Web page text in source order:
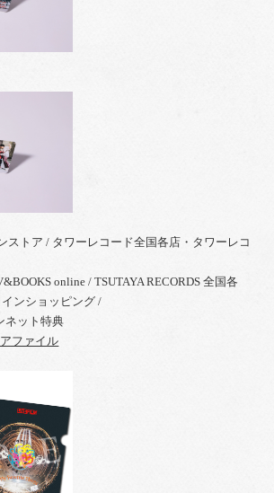
ストア / タワーレコード全国各店・タワーレコ
online / TSUTAYA RECORDS 全国各
インショッピング /
ネット特典
ファイル